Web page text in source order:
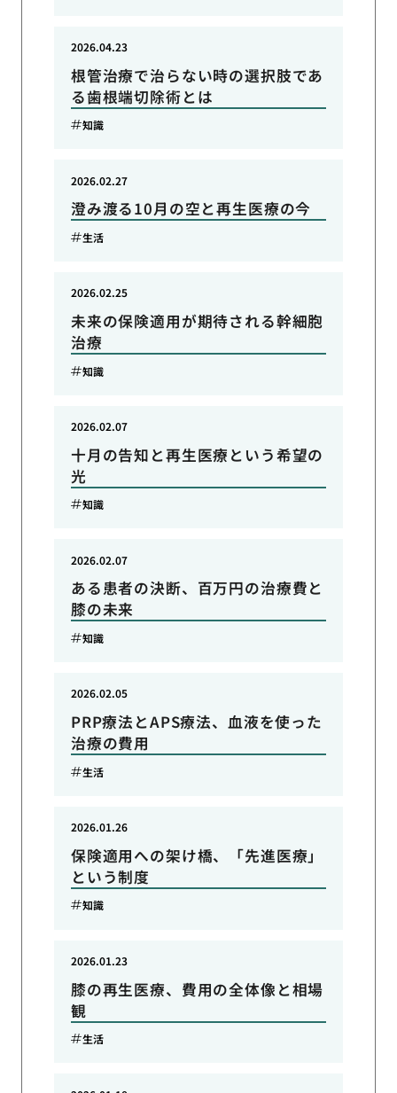
根管治療で治らない時の選択肢であ
る歯根端切除術とは
2026.04.23
知識
澄み渡る10月の空と再生医療の今
2026.02.27
生活
未来の保険適用が期待される幹細胞
治療
2026.02.25
知識
十月の告知と再生医療という希望の
光
2026.02.07
知識
ある患者の決断、百万円の治療費と
膝の未来
2026.02.07
知識
PRP療法とAPS療法、血液を使った
治療の費用
2026.02.05
生活
保険適用への架け橋、「先進医療」
という制度
2026.01.26
知識
膝の再生医療、費用の全体像と相場
観
2026.01.23
生活